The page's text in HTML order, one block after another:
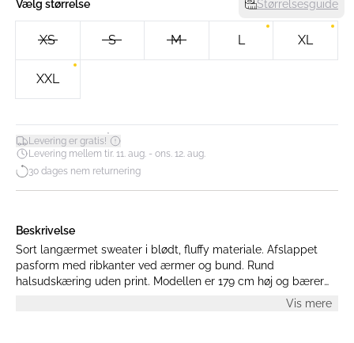
Vælg størrelse Størrelsesguide
XS S M L XL
XXL
Levering er gratis!*
Levering mellem tir. 11. aug. - ons. 12. aug.
30 dages nem returnering
Beskrivelse
Sort langærmet sweater i blødt, fluffy materiale. Afslappet
pasform med ribkanter ved ærmer og bund. Rund
halsudskæring uden print. Modellen er 179 cm høj og bærer
Vis mere